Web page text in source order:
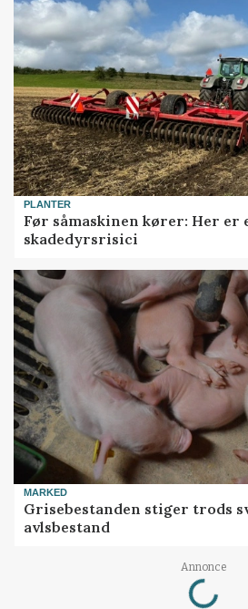
PLANTER
Før såmaskinen kører: Her
skadedyrsrisici
MARKED
Grisebestanden stiger trods
avlsbestand
Annonce
Loading...